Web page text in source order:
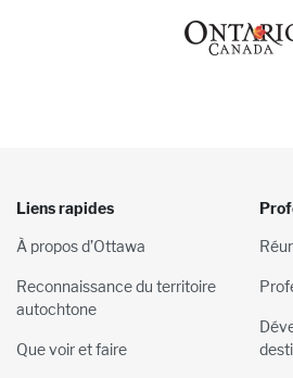
Liens rapides
À propos d’Ottawa
Reconnaissance du territoire
autochtone
Que voir et faire